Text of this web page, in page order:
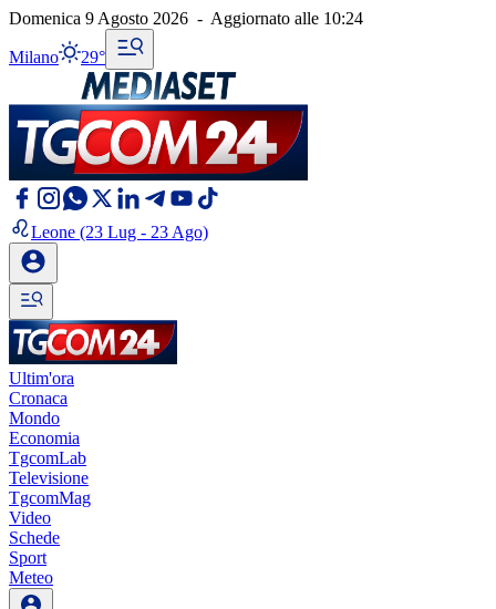
Domenica 9 Agosto 2026 - Aggiornato alle 10:24
Milano 29°
Leone (23 Lug - 23 Ago)
Ultim'ora
Cronaca
Mondo
Economia
TgcomLab
Televisione
TgcomMag
Video
Schede
Sport
Meteo